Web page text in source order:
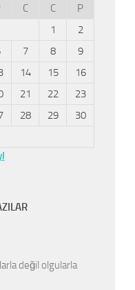
C C
P
1
2
7 8
9
14 15
16
21 22
23
28 29
30
değil olgularla